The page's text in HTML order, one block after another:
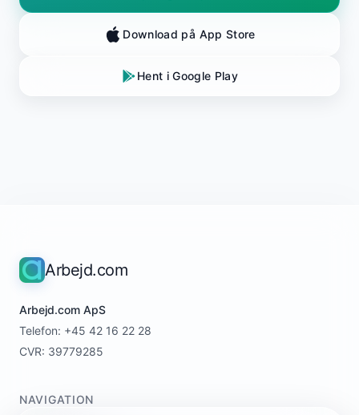
Download på App Store
Hent i Google Play
Arbejd.com
Arbejd.com ApS
Telefon: +45 42 16 22 28
CVR: 39779285
NAVIGATION